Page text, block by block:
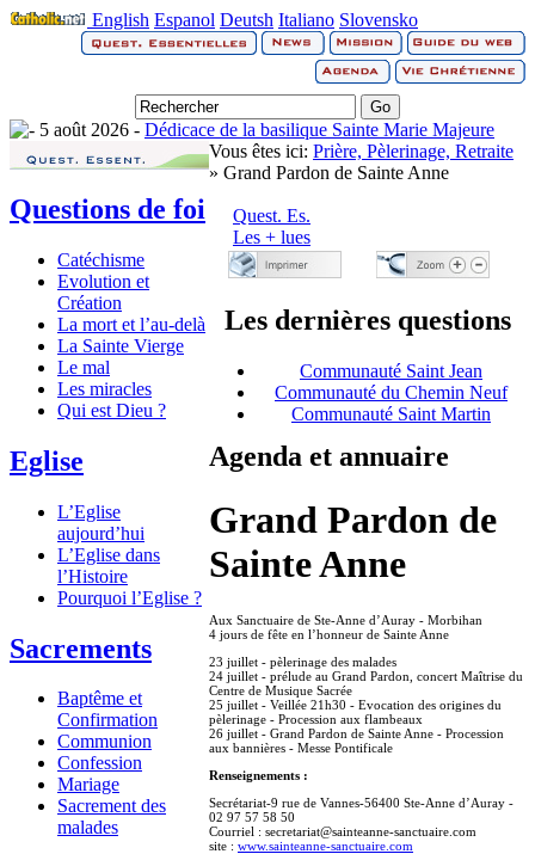
English Espanol Deutsh Italiano Slovensko
5 août 2026 - Dédicace de la basilique Sainte Marie Majeure
Questions de foi
Catéchisme
Evolution et
Création
La mort et l’au-delà
La Sainte Vierge
Le mal
Les miracles
Qui est Dieu ?
Eglise
L’Eglise
aujourd’hui
L’Eglise dans
l’Histoire
Pourquoi l’Eglise ?
Sacrements
Baptême et
Confirmation
Communion
Confession
Mariage
Sacrement des
malades
Vous êtes ici: Prière, Pèlerinage, Retraite
» Grand Pardon de Sainte Anne
Quest. Es.
Les + lues
Les dernières questions
Communauté Saint Jean
Communauté du Chemin Neuf
Communauté Saint Martin
Agenda et annuaire
Grand Pardon de
Sainte Anne
Aux Sanctuaire de Ste-Anne d’Auray - Morbihan
4 jours de fête en l’honneur de Sainte Anne
23 juillet - pèlerinage des malades
24 juillet - prélude au Grand Pardon, concert Maîtrise du
Centre de Musique Sacrée
25 juillet - Veillée 21h30 - Evocation des origines du
pèlerinage - Procession aux flambeaux
26 juillet - Grand Pardon de Sainte Anne - Procession
aux bannières - Messe Pontificale
Renseignements :
Secrétariat-9 rue de Vannes-56400 Ste-Anne d’Auray -
02 97 57 58 50
Courriel : secretariat@sainteanne-sanctuaire.com
site : www.sainteanne-sanctuaire.com